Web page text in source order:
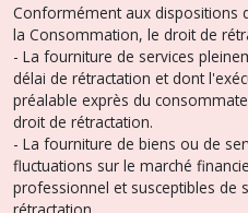
Conformément aux dispositions
la Consommation, le droit de
- La fourniture de services
délai de rétractation et dont
préalable exprès du
droit de rétractation.
- La fourniture de biens ou de
fluctuations sur le marché
professionnel et susceptibles de
rétractation.